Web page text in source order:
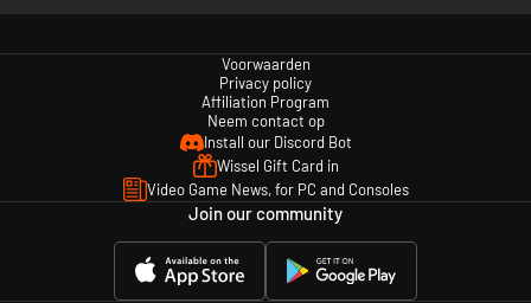
Voorwaarden
Privacy policy
Affiliation Program
Neem contact op
Install our Discord Bot
Wissel Gift Card in
Video Game News, for PC and Consoles
Join our community